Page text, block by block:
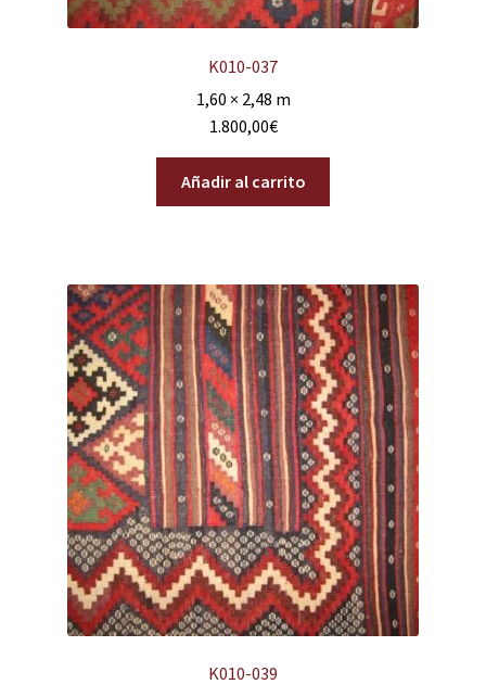
K010-037
1,60 × 2,48 m
1.800,00€
Añadir al carrito
K010-039